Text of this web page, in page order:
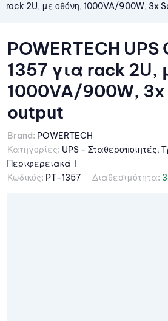
rack 2U, με οθόνη, 1000VA/900W, 3x
POWERTECH
1357 για rack 2U,
1000VA/900W, 3x
output
Brand: POWERTECH
Κατηγορίες: UPS - Σταθεροποιητές,
Περιφερειακά
Κωδικός: PT-1357 Διαθεσιμότητα: